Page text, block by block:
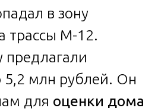
в зону
трассы М-12.
предлагали
млн рублей. Он
для оценки дома